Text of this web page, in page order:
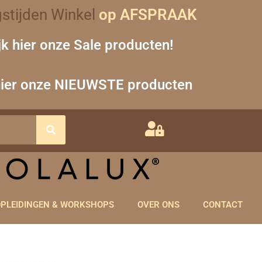
Winkel op AFSPRAAK
hier onze Sale producten!
onze NIEUWSTE producten
& WORKSHOPS OVER ONS CONTACT